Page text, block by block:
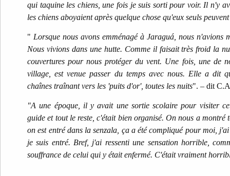
qui taquine les chiens, une fois je suis sorti pour voir. Il n'y
les chiens aboyaient après quelque chose qu'eux seuls
" Lorsque nous avons emménagé à Jaraguá, nous n'avions
Nous vivions dans une hutte. Comme il faisait très froid la
couvertures pour nous protéger du vent. Une fois, une de
village, est venue passer du temps avec nous. Elle a dit
chaînes traînant vers les 'puits d'or', toutes les nuits". – dit
"A une époque, il y avait une sortie scolaire pour visiter
guide et tout le reste, c'était bien organisé. On nous a montré
on est entré dans la senzala, ça a été compliqué pour moi,
je suis entré. Bref, j'ai ressenti une sensation horrible,
souffrance de celui qui y était enfermé. C'était vraiment